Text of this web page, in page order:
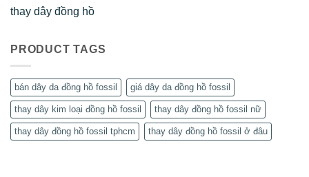
thay dây đồng hồ
PRODUCT TAGS
bán dây da đồng hồ fossil giá dây da đồng hồ fossil
thay dây kim loại đồng hồ fossil thay dây đồng hồ fossil nữ
thay dây đồng hồ fossil tphcm thay dây đồng hồ fossil ở đâu